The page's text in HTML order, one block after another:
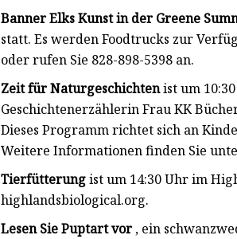
Banner Elks Kunst in der Greene
statt. Es werden Foodtrucks zur
oder rufen Sie 828-898-5398 an.
Zeit für Naturgeschichtenist um
Geschichtenerzählerin Frau KK
Dieses Programm richtet sich an
Weitere Informationen finden Sie
Tierfütterungist um 14:30 Uhr im
highlandsbiological.org.
Lesen Sie Puptart vor , ein